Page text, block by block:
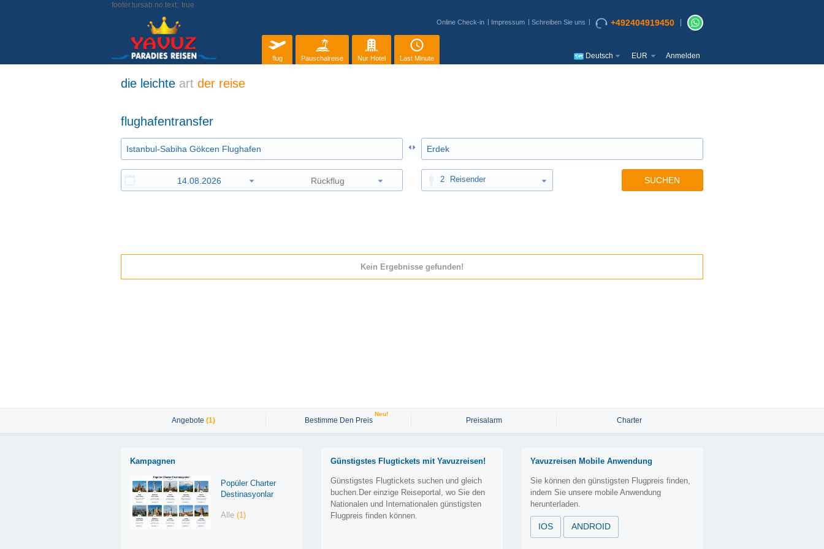
footer.tursab.no.text: true
Online Check-in Impressum Schreiben Sie uns +492404919450
flug Pauschalreise Nur Hotel Last Minute Deutsch EUR Anmelden
die leichte art der reise
flughafentransfer
2 Reisender SUCHEN
Kein Ergebnisse gefunden!
Angebote (1) Bestimme Den Preis
Neu!
Preisalarm Charter
Kampagnen
Popüler Charter
Destinasyonlar
Alle(1)
Günstigstes Flugtickets mit Yavuzreisen!
Günstigstes Flugtickets suchen und gleich
buchen.Der einzige Reiseportal, wo Sie den
Nationalen und Internationalen günstigsten
Flugpreis finden können.
Yavuzreisen Mobile Anwendung
Sie können den günstigsten Flugpreis finden,
indem Sie unsere mobile Anwendung
herunterladen.
IOS ANDROID